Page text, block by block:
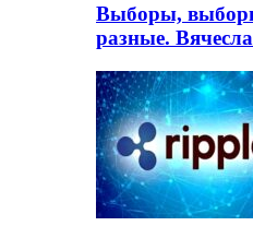
Выборы,
разные.